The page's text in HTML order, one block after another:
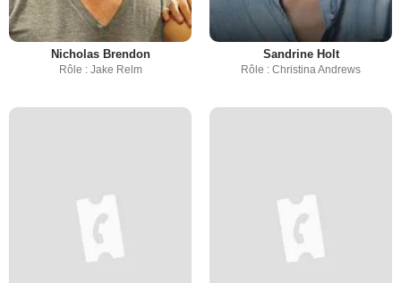
Nicholas Brendon
Rôle : Jake Relm
Sandrine Holt
Rôle : Christina Andrews